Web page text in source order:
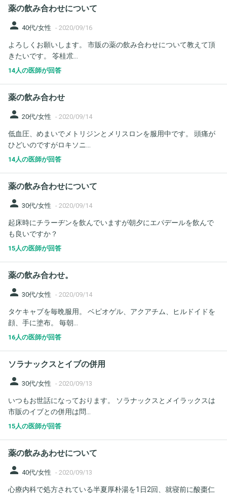
薬の飲み合わせについて
person 40代/女性 - 2020/09/16
よろしくお願いします。 市販の薬の飲み合わせについて教えて頂
きたいです。 笭桂朮...
14人の医師が回答
薬の飲み合わせ
person 20代/女性 - 2020/09/14
低血圧、めまいでメトリジンとメリスロンを服用中です。 頭痛が
ひどいのですがロキソニ...
14人の医師が回答
薬の飲み合わせについて
person 30代/女性 - 2020/09/14
起床時にチラーヂンを飲んでいますが朝夕にエパデールを飲んで
も良いですか？
15人の医師が回答
薬の飲み合わせ。
person 30代/女性 - 2020/09/14
タケキャブを毎晩服用。 ベピオゲル、アクアチム、ヒルドイドを
顔、手に塗布。 毎朝...
16人の医師が回答
ソラナックスとイブの併用
person 30代/女性 - 2020/09/13
いつもお世話になっております。 ソラナックスとメイラックスは
市販のイブとの併用は問...
15人の医師が回答
薬の飲みあわせについて
person 40代/女性 - 2020/09/13
心療内科で処方されている半夏厚朴湯を1日2回、就寝前に酸棗仁